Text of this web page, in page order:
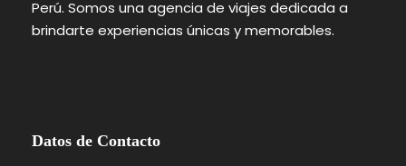
Perú. Somos una agencia de viajes dedicada a
brindarte experiencias únicas y memorables.
Datos de Contacto